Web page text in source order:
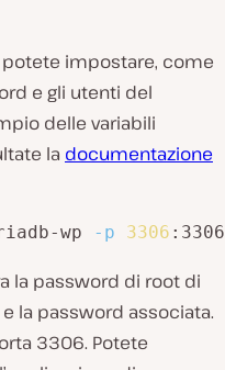
potete impostare, come
e gli utenti del
delle variabili
la documentazione
wp -p 3306
la password di root di
e la password associata.
3306. Potete